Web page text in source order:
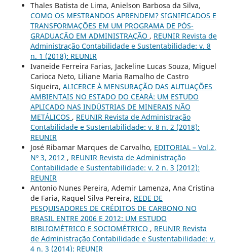
Thales Batista de Lima, Anielson Barbosa da Silva,
COMO OS MESTRANDOS APRENDEM? SIGNIFICADOS E
TRANSFORMAÇÕES EM UM PROGRAMA DE PÓS-
GRADUAÇÃO EM ADMINISTRAÇÃO , REUNIR Revista de
Administração Contabilidade e Sustentabilidade: v. 8
n. 1 (2018): REUNIR
Ivaneide Ferreira Farias, Jackeline Lucas Souza, Miguel
Carioca Neto, Liliane Maria Ramalho de Castro
Siqueira, ALICERCE À MENSURAÇÃO DAS AUTUAÇÕES
AMBIENTAIS NO ESTADO DO CEARÁ: UM ESTUDO
APLICADO NAS INDÚSTRIAS DE MINERAIS NÃO
METÁLICOS , REUNIR Revista de Administração
Contabilidade e Sustentabilidade: v. 8 n. 2 (2018):
REUNIR
José Ribamar Marques de Carvalho, EDITORIAL – Vol.2,
Nº 3, 2012 , REUNIR Revista de Administração
Contabilidade e Sustentabilidade: v. 2 n. 3 (2012):
REUNIR
Antonio Nunes Pereira, Ademir Lamenza, Ana Cristina
de Faria, Raquel Silva Pereira, REDE DE
PESQUISADORES DE CRÉDITOS DE CARBONO NO
BRASIL ENTRE 2006 E 2012: UM ESTUDO
BIBLIOMÉTRICO E SOCIOMÉTRICO , REUNIR Revista
de Administração Contabilidade e Sustentabilidade: v.
4 n. 3 (2014): REUNIR